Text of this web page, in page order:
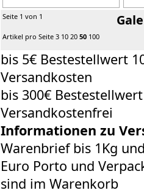
Seite 1 von 1
Artikel pro Seite 3 10 20 50 100
bis 5€ Bestestellwert
Versandkosten
bis 300€
Versandkostenfrei
Informationen zu
Warenbrief bis 1Kg
Euro Porto und
sind im Warenkorb